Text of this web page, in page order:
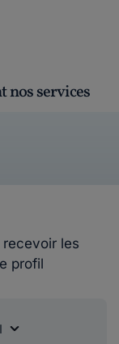
nos services
les
profil